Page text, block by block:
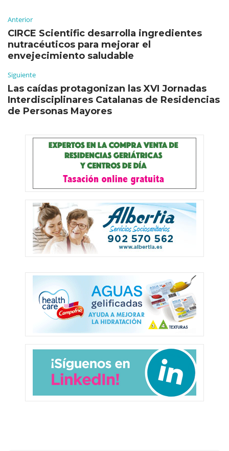
Anterior
CIRCE Scientific desarrolla ingredientes
nutracéuticos para mejorar el
envejecimiento saludable
Siguiente
Las caídas protagonizan las XVI Jornadas
Interdisciplinares Catalanas de Residencias
de Personas Mayores